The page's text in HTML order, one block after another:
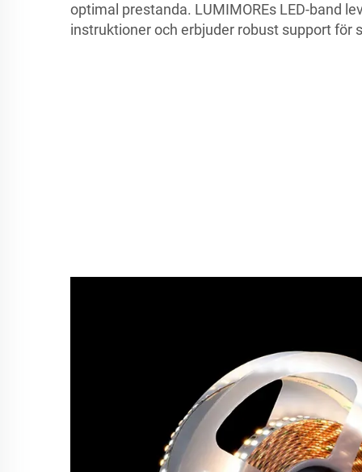
optimal prestanda. LUMIMOREs LED-band
instruktioner och erbjuder robust support för